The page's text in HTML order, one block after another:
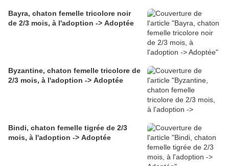
Bayra, chaton femelle tricolore noir
de 2/3 mois, à l'adoption -> Adoptée
Byzantine, chaton femelle tricolore de
2/3 mois, à l'adoption -> Adoptée
Bindi, chaton femelle tigrée de 2/3
mois, à l'adoption -> Adoptée